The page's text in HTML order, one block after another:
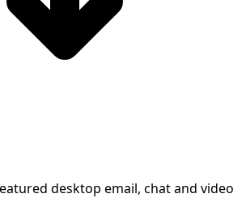
desktop email, chat and video